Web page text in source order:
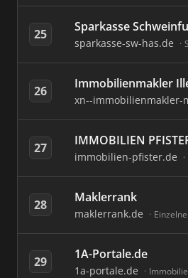
25 Sparkasse
sparkasse-sw-has.de
26 Immobilienmakler
xn--immobilienmakler-
27 IMMOBILIEN
immobilien-pfister.de
28 Maklerrank
maklerrank.de
29 1A-Portale.de
1a-portale.de